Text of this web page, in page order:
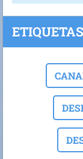
ETIQUETAS